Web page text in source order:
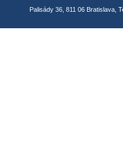
Palisády 36, 811 06 Bratislava,